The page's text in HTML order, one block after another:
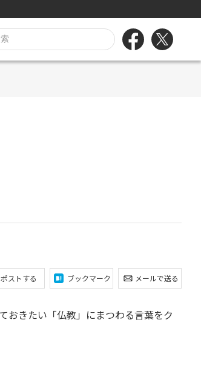
ポストする ブックマーク メールで送る
きたい「仏教」にまつわる言葉をク